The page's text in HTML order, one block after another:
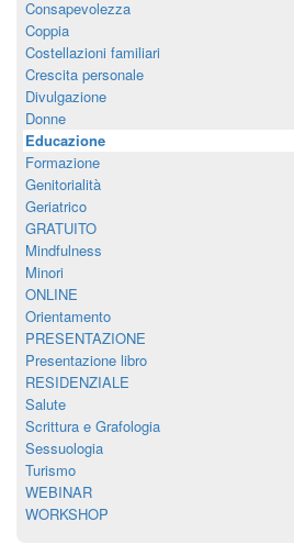
Consapevolezza
Coppia
Costellazioni familiari
Crescita personale
Divulgazione
Donne
Educazione
Formazione
Genitorialità
Geriatrico
GRATUITO
Mindfulness
Minori
ONLINE
Orientamento
PRESENTAZIONE
Presentazione libro
RESIDENZIALE
Salute
Scrittura e Grafologia
Sessuologia
Turismo
WEBINAR
WORKSHOP